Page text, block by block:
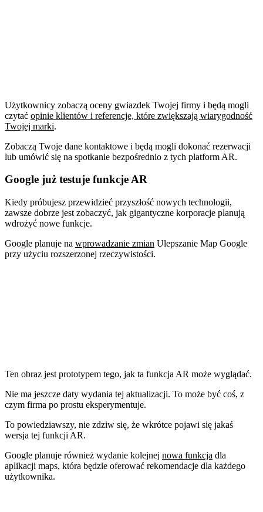
Użytkownicy zobaczą oceny gwiazdek Twojej firmy i będą mogli
czytać opinie klientów i referencje, które zwiększają wiarygodność
Twojej marki.
Zobaczą Twoje dane kontaktowe i będą mogli dokonać rezerwacji
lub umówić się na spotkanie bezpośrednio z tych platform AR.
Google już testuje funkcje AR
Kiedy próbujesz przewidzieć przyszłość nowych technologii,
zawsze dobrze jest zobaczyć, jak gigantyczne korporacje planują
wdrożyć nowe funkcje.
Google planuje na wprowadzanie zmian Ulepszanie Map Google
przy użyciu rozszerzonej rzeczywistości.
Ten obraz jest prototypem tego, jak ta funkcja AR może wyglądać.
Nie ma jeszcze daty wydania tej aktualizacji. To może być coś, z
czym firma po prostu eksperymentuje.
To powiedziawszy, nie zdziw się, że wkrótce pojawi się jakaś
wersja tej funkcji AR.
Google planuje również wydanie kolejnej nowa funkcja dla
aplikacji maps, która będzie oferować rekomendacje dla każdego
użytkownika.